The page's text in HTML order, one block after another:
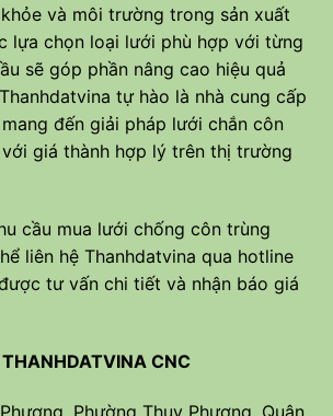
và môi trường trong sản xuất
lựa chọn loại lưới phù hợp với từng
sẽ góp phần nâng cao hiệu quả
tự hào là nhà cung cấp
đến giải pháp lưới chắn côn
giá thành hợp lý trên thị trường
cầu mua lưới chống côn trùng
liên hệ Thanhdatvina qua hotline
tư vấn chi tiết và nhận báo giá
CNC
Phường Thụy Phương, Quận